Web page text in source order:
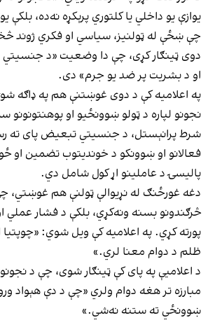
یوازې یو داخلي یا کلتوري پرېکړه نه‌ده،
چې ښځې له ټولنیز، سیاسي او فکري ژوند
دوی ټینګار کړی، چې دا وضعیت «د جنسیتي
او د بشریت پر ضد یو جرم» دی.
په اعلامیه کې د دوی غوښتنې هم په ډاګه
نجونو لپاره د ټولو ښوونځیو او
شرط پرانېستل، د جنسیتي تبعیض پای ته
فعالانو او ښوونکو د خوندیتوب تضمین او
پالیسۍ د عاملینو اړ کول شامل دي.
دغه غورځنګ له نړیوالې ټولنې هم غوښتي،
څرګندونو بسنه ونه‌کړي، بلکې د فشار عملي
پورته کړي. په اعلامیه کې ویل شوي: «چوپتیا
ظلم د دوام معنا لري.»
د اعلامیې په پای کې ټینګار شوی، چې د نجونو
مبارزه تر هغه دوام ولري «چې د دې هېواد
ښوونځي ته ستنه نه‌شي.»